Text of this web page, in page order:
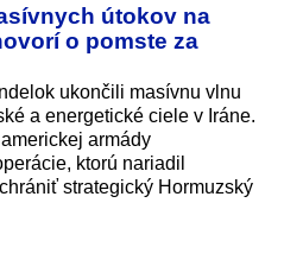
útokov na
o pomste za
ukončili masívnu vlnu
a energetické ciele v Iráne.
armády
ktorú nariadil
strategický Hormuzský